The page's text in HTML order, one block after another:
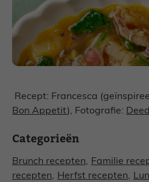
Recept: Francesca
Bon Appetit), Fotografie:
Categorieën
Brunch recepten, Familie
recepten, Herfst recepten,